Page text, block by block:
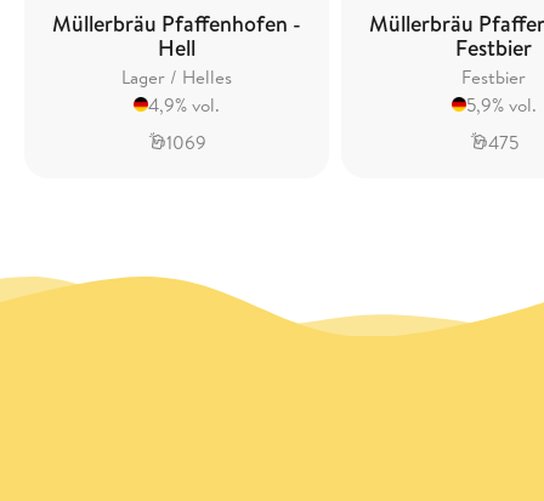
Müllerbräu Pfaffenhofen -
Hell
Lager / Helles
4,9% vol.
1069
Müllerbräu
Festbier
Festbier
5,9% vol.
475